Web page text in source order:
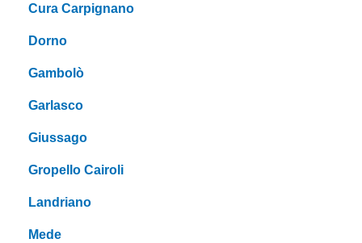
Cura Carpignano
Dorno
Gambolò
Garlasco
Giussago
Gropello Cairoli
Landriano
Mede